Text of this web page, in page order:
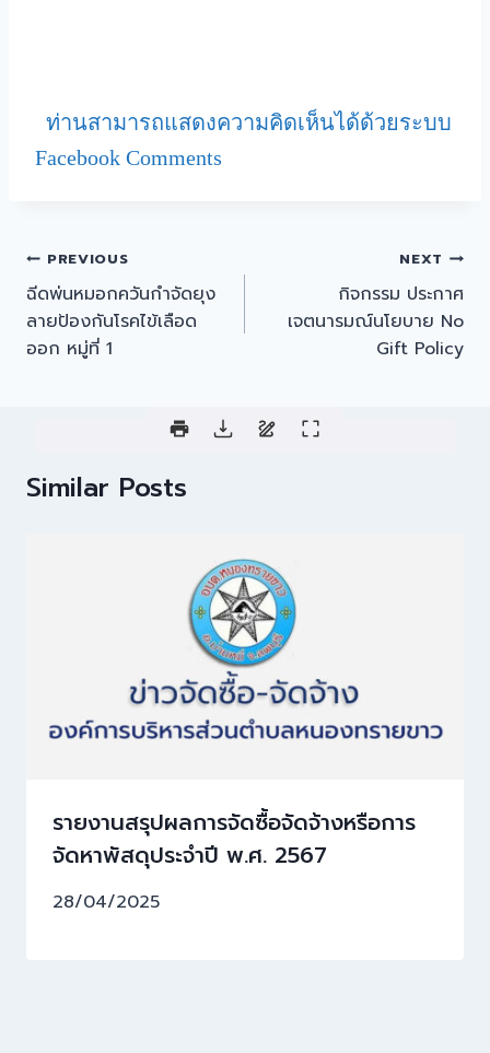
ท่านสามารถแสดงความคิดเห็นได้ด้วยระบบ
Facebook Comments
PREVIOUS
ฉีดพ่นหมอกควันกำจัดยุง
ลายป้องกันโรคไข้เลือด
ออก หมู่ที่ 1
NEXT
กิจกรรม ประกาศ
เจตนารมณ์นโยบาย No
Gift Policy
Similar Posts
รายงานสรุปผลการจัดซื้อจัดจ้างหรือการ
จัดหาพัสดุประจำปี พ.ศ. 2567
28/04/2025